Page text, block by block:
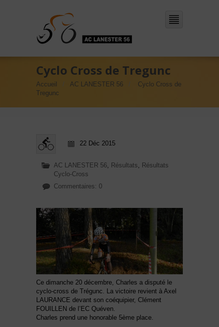
Cyclo Cross de Tregunc
Accueil AC LANESTER 56
Cyclo Cross de
Tregunc
22 Déc 2015
AC LANESTER 56, Résultats, Résultats
Cyclo-Cross
Commentaires: 0
Ce dimanche 20 décembre, Charles a disputé le
cyclo-cross de Trégunc. La victoire revient à Axel
LAURANCE devant son coéquipier, Clément
FOUILLEN de l’EC Quéven.
Charles prend une honorable 5ème place.